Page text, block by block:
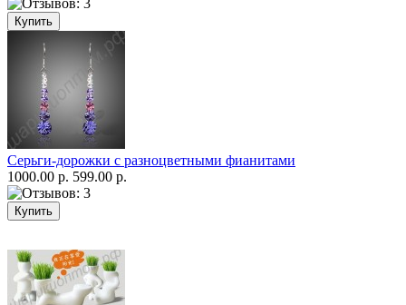
Серьги-дорожки с разноцветными фианитами
1000.00 р. 599.00 р.